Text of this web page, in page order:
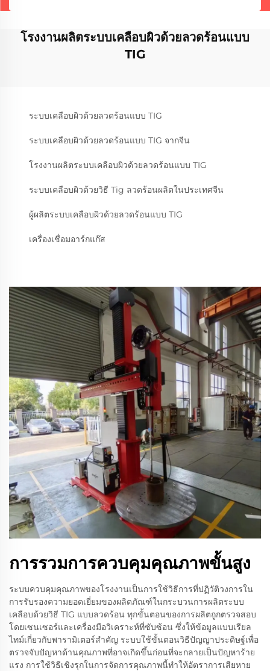
โรงงานผลิตระบบเคลือบผิวด้วยลวดร้อนแบบ
TIG
ระบบเคลือบผิวด้วยลวดร้อนแบบ TIG
ระบบเคลือบผิวด้วยลวดร้อนแบบ TIG จากจีน
โรงงานผลิตระบบเคลือบผิวด้วยลวดร้อนแบบ TIG
ระบบเคลือบผิวด้วยวิธี Tig ลวดร้อนผลิตในประเทศจีน
ผู้ผลิตระบบเคลือบผิวด้วยลวดร้อนแบบ TIG
เครื่องเชื่อมอาร์กแก๊ส
การรวมการควบคุมคุณภาพขั้นสูง
ระบบควบคุมคุณภาพของโรงงานเป็นการใช้วิธีการที่ปฏิวัติวงการใน
การรับรองความยอดเยี่ยมของผลิตภัณฑ์ในกระบวนการผลิตระบบ
เคลือบด้วยวิธี TIG แบบลวดร้อน ทุกขั้นตอนของการผลิตถูกตรวจสอบ
โดยเซนเซอร์และเครื่องมือวิเคราะห์ที่ซับซ้อน ซึ่งให้ข้อมูลแบบเรียล
ไทม์เกี่ยวกับพารามิเตอร์สำคัญ ระบบใช้ขั้นตอนวิธีปัญญาประดิษฐ์เพื่อ
ตรวจจับปัญหาด้านคุณภาพที่อาจเกิดขึ้นก่อนที่จะกลายเป็นปัญหาร้าย
แรง การใช้วิธีเชิงรุกในการจัดการคุณภาพนี้ทำให้อัตราการเสียหาย